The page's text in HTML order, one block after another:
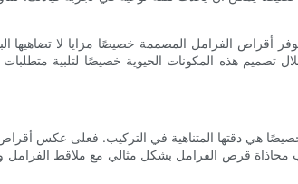
أقراص الفرامل المصممة خصيصًا مزايا لا تضاهيها
تصميم هذه المكونات الحيوية خصيصًا لتلبية
هي دقتها المتناهية في التركيب. فعلى عكس
محاذاة قرص الفرامل بشكل مثالي مع ملاقط